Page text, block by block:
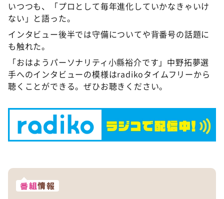
いつつも、「プロとして毎年進化していかなきゃいけ
ない」と語った。
インタビュー後半では守備についてや背番号の話題に
も触れた。
「おはようパーソナリティ小縣裕介です」中野拓夢選
手へのインタビューの模様はradikoタイムフリーから
聴くことができる。ぜひお聴きください。
番組情報